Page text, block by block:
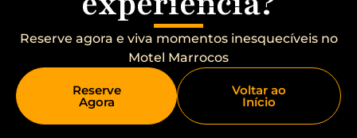
Reserve agora e viva momentos inesquecíveis no
Motel Marrocos
Voltar ao
Início
Reserve
Agora